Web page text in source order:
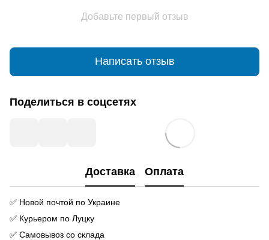
Добавьте первый отзыв
Написать отзыв
Поделиться в соцсетях
Доставка Оплата
✅ Новой почтой по Украине
✅ Курьером по Луцку
✅ Самовывоз со склада